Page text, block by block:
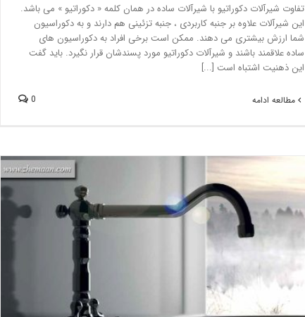
تفاوت شیرآلات دکوراتیو با شیرآلات ساده در همان کلمه « دکوراتیو » می باشد.
این شیرآلات علاوه بر جنبه کاربردی ، جنبه تزئینی هم دارند و به دکوراسیون
شما ارزش بیشتری می دهند. ممکن است برخی افراد به دکوراسیون های
ساده علاقمند باشند و شیرآلات دکوراتیو مورد پسندشان قرار نگیرد. باید گفت
این ذهنیت اشتباه است [...]
مطالعه ادامه 0
بررسی شیرآلات ایتالیایی کلاسیک (REVIVAL COLLECTION)